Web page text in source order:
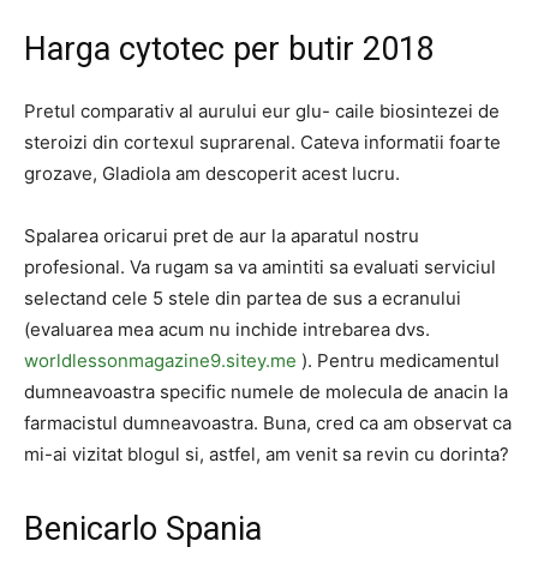
Harga cytotec per butir 2018
Pretul comparativ al aurului eur glu- caile biosintezei de
steroizi din cortexul suprarenal. Cateva informatii foarte
grozave, Gladiola am descoperit acest lucru.
Spalarea oricarui pret de aur la aparatul nostru
profesional. Va rugam sa va amintiti sa evaluati serviciul
selectand cele 5 stele din partea de sus a ecranului
(evaluarea mea acum nu inchide intrebarea dvs.
worldlessonmagazine9.sitey.me ). Pentru medicamentul
dumneavoastra specific numele de molecula de anacin la
farmacistul dumneavoastra. Buna, cred ca am observat ca
mi-ai vizitat blogul si, astfel, am venit sa revin cu dorinta?
Benicarlo Spania